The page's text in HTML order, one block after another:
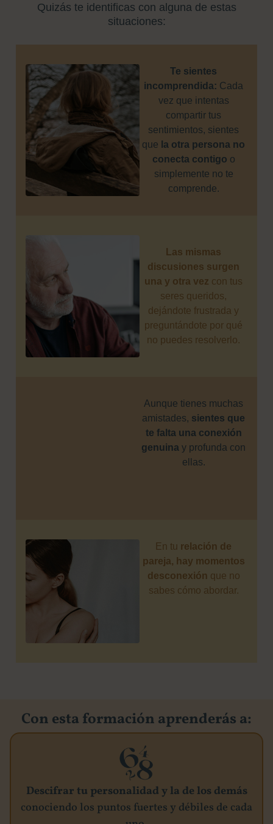
Quizás te identificas con alguna de estas
situaciones:
Te sientes
incomprendida: Cada
vez que intentas
compartir tus
sentimientos, sientes
que la otra persona no
conecta contigo o
simplemente no te
comprende.
Las mismas
discusiones surgen
una y otra vez con tus
seres queridos,
dejándote frustrada y
preguntándote por qué
no puedes resolverlo.
Aunque tienes muchas
amistades, sientes que
te falta una conexión
genuina y profunda con
ellas.
En tu relación de
pareja, hay momentos
desconexión que no
sabes cómo abordar.
Con esta formación aprenderás a:
Descifrar tu personalidad y la de los demás
conociendo los puntos fuertes y débiles de cada